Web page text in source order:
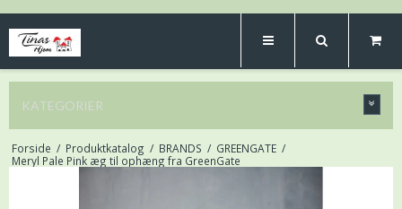
KATEGORIER
Forside / Produktkatalog / BRANDS / GREENGATE /
Meryl Pale Pink æg til ophæng fra GreenGate